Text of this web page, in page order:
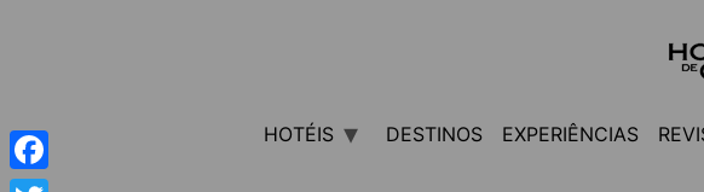
HOTÉIS DESTINOS EXPERIÊNCIAS